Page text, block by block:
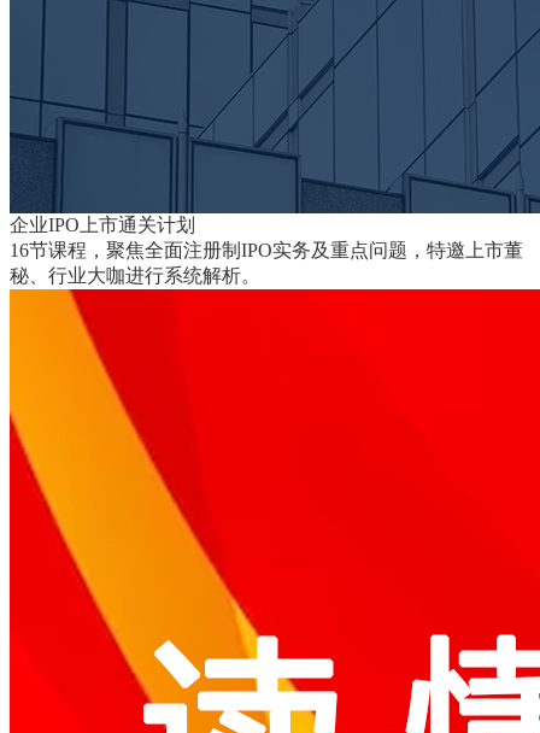
企业IPO上市通关计划
16节课程，聚焦全面注册制IPO实务及重点问题，特邀上市董
秘、行业大咖进行系统解析。